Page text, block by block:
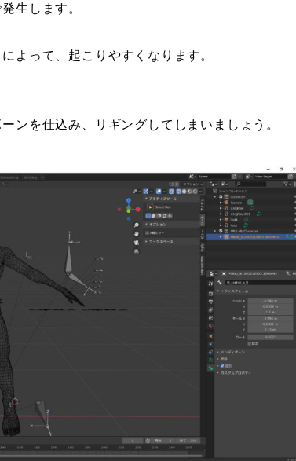
生します。
よって、起こりやすくなります。
ンを仕込み、リギングしてしまいましょう。